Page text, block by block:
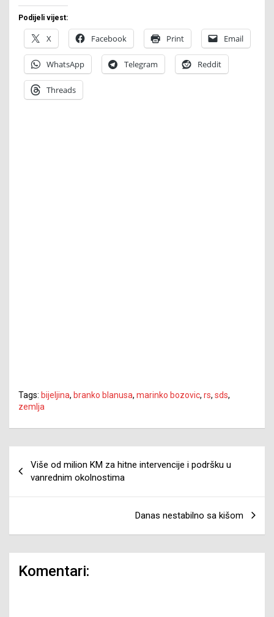
Podijeli vijest:
X Facebook Print Email
WhatsApp Telegram Reddit
Threads
Tags: bijeljina, branko blanusa, marinko bozovic, rs, sds,
zemlja
članaka
Više od milion KM za hitne intervencije i podršku u
vanrednim okolnostima
Danas nestabilno sa kišom
Komentari: